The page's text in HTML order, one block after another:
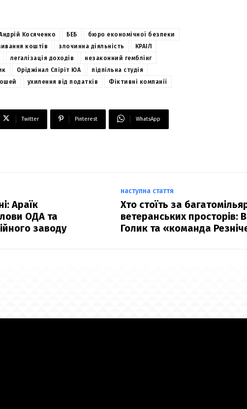
Косяченко БЕБ
бюро економічної безпеки
коштів злочинна діяльність
КРАІЛ
легалізація доходів
незаконний гемблінг
Оріджінал Спіріт ЮА
підпільна студія
ухилення від податків Фіктивні компанії
Twitter Pinterest WhatsApp
Араїк
ОДА та
заводу
наступна стаття
Хто стоїть за
ветеранських просторів:
Голик та «команда